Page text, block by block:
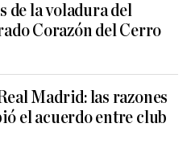
de la voladura del
Corazón del Cerro
Madrid: las razones
el acuerdo entre club